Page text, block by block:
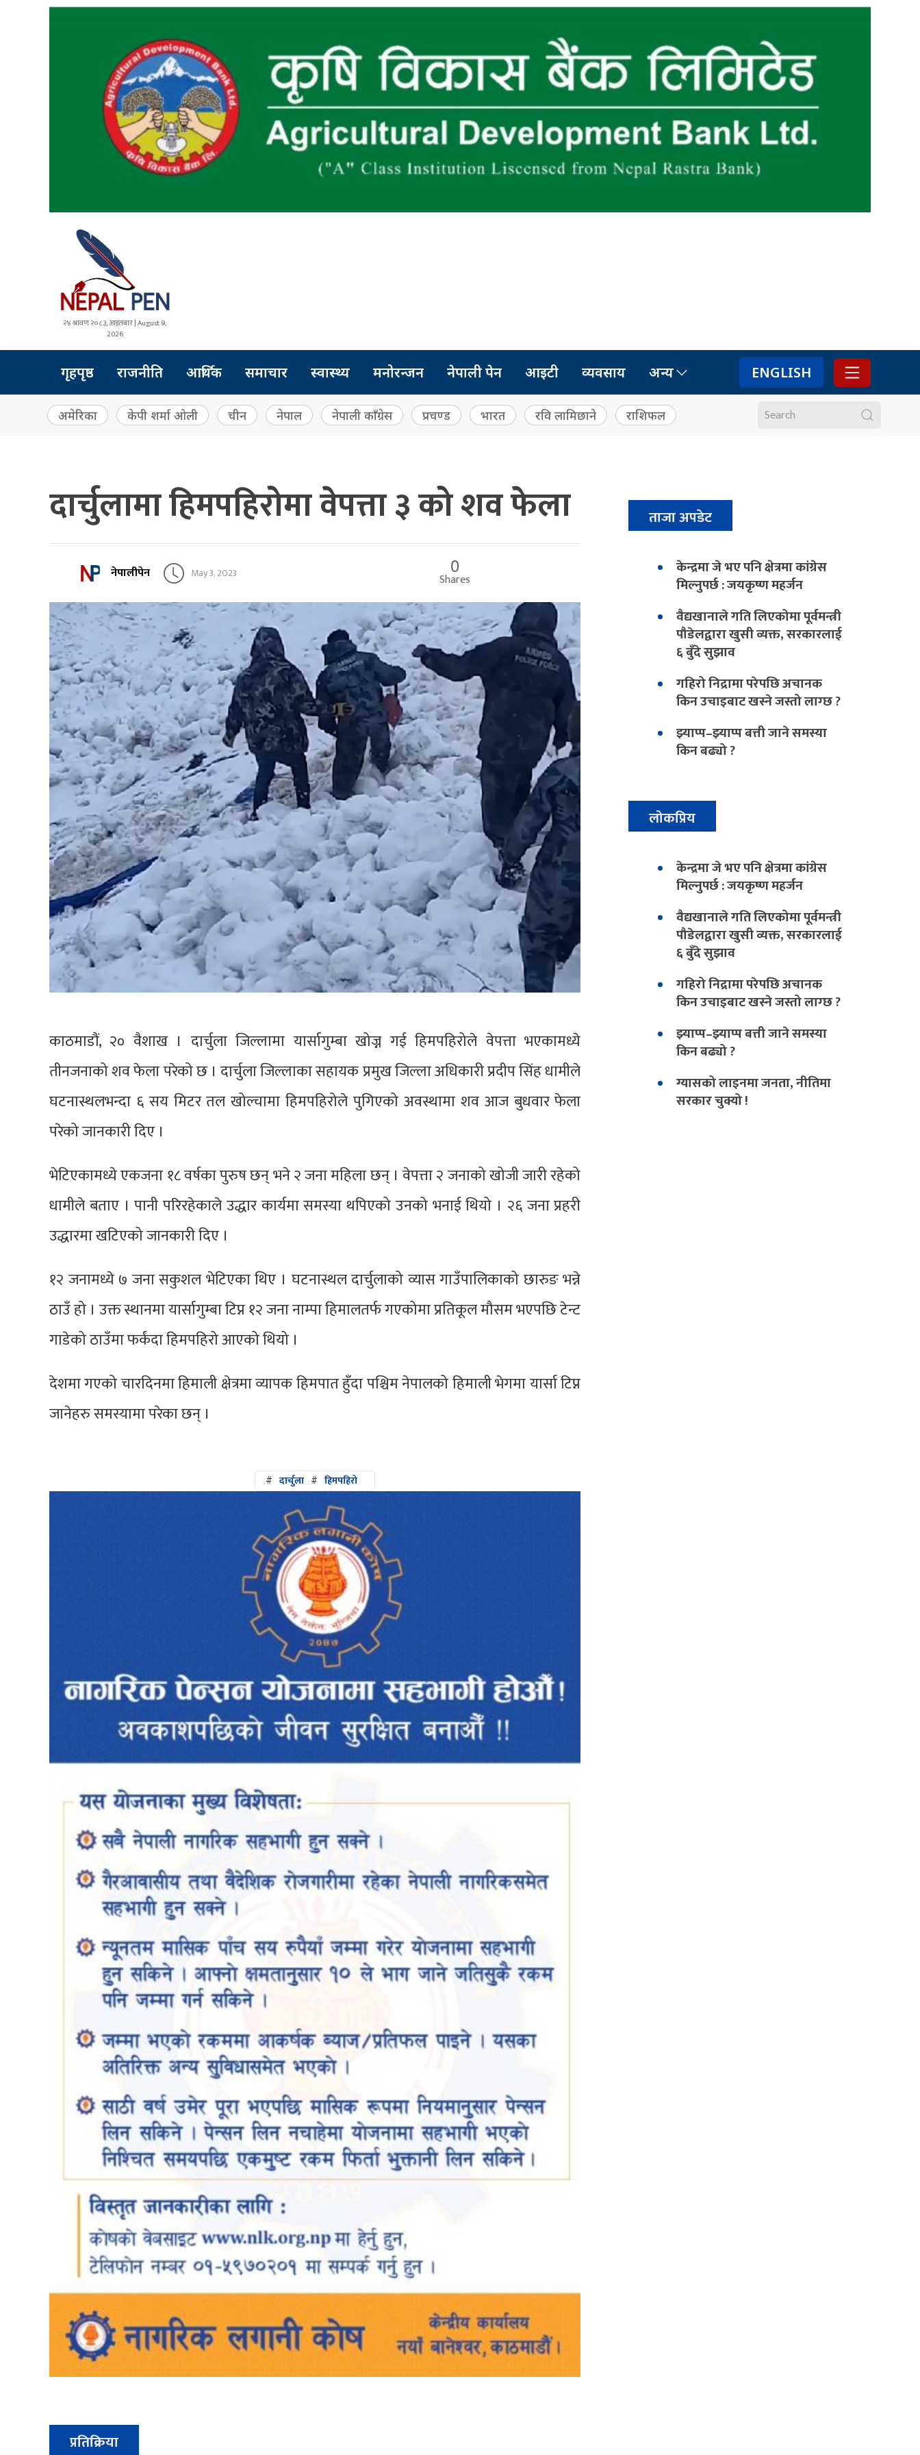
२४ श्रावण २०८३, आइतबार | August 9,
2026
गृहपृष्ठ राजनीति आर्थिक समाचार स्वास्थ्य मनोरन्जन नेपाली पेन आइटी व्यवसाय अन्य ENGLISH
अमेरिका केपी शर्मा ओली चीन नेपाल नेपाली काँग्रेस प्रचण्ड भारत रवि लामिछाने राशिफल
दार्चुलामा हिमपहिरोमा वेपत्ता ३ को शव फेला
नेपालीपेन May 3, 2023 0
Shares
काठमाडौं, २० वैशाख । दार्चुला जिल्लामा यार्सागुम्बा खोज्न गई हिमपहिरोले वेपत्ता भएकामध्ये
तीनजनाको शव फेला परेको छ । दार्चुला जिल्लाका सहायक प्रमुख जिल्ला अधिकारी प्रदीप सिंह धामीले
घटनास्थलभन्दा ६ सय मिटर तल खोल्चामा हिमपहिरोले पुगिएको अवस्थामा शव आज बुधवार फेला
परेको जानकारी दिए ।
भेटिएकामध्ये एकजना १८ वर्षका पुरुष छन् भने २ जना महिला छन् । वेपत्ता २ जनाको खोजी जारी रहेको
धामीले बताए । पानी परिरहेकाले उद्धार कार्यमा समस्या थपिएको उनको भनाई थियो । २६ जना प्रहरी
उद्धारमा खटिएको जानकारी दिए ।
१२ जनामध्ये ७ जना सकुशल भेटिएका थिए । घटनास्थल दार्चुलाको व्यास गाउँपालिकाको छारुङ भन्ने
ठाउँ हो । उक्त स्थानमा यार्सागुम्बा टिप्न १२ जना नाम्पा हिमालतर्फ गएकोमा प्रतिकूल मौसम भएपछि टेन्ट
गाडेको ठाउँमा फर्कंदा हिमपहिरो आएको थियो ।
देशमा गएको चारदिनमा हिमाली क्षेत्रमा व्यापक हिमपात हुँदा पश्चिम नेपालको हिमाली भेगमा यार्सा टिप्न
जानेहरु समस्यामा परेका छन् ।
# दार्चुला # हिमपहिरो
प्रतिक्रिया
ताजा अपडेट
केन्द्रमा जे भए पनि क्षेत्रमा कांग्रेस
मिल्नुपर्छ : जयकृष्ण महर्जन
वैद्यखानाले गति लिएकोमा पूर्वमन्त्री
पौडेलद्वारा खुसी व्यक्त, सरकारलाई
६ बुँदे सुझाव
गहिरो निद्रामा परेपछि अचानक
किन उचाइबाट खस्ने जस्तो लाग्छ ?
झ्याप्प–झ्याप्प बत्ती जाने समस्या
किन बढ्यो ?
लोकप्रिय
केन्द्रमा जे भए पनि क्षेत्रमा कांग्रेस
मिल्नुपर्छ : जयकृष्ण महर्जन
वैद्यखानाले गति लिएकोमा पूर्वमन्त्री
पौडेलद्वारा खुसी व्यक्त, सरकारलाई
६ बुँदे सुझाव
गहिरो निद्रामा परेपछि अचानक
किन उचाइबाट खस्ने जस्तो लाग्छ ?
झ्याप्प–झ्याप्प बत्ती जाने समस्या
किन बढ्यो ?
ग्यासको लाइनमा जनता, नीतिमा
सरकार चुक्यो !